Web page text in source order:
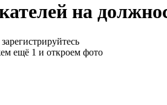
на
ещё 1 и откроем фото